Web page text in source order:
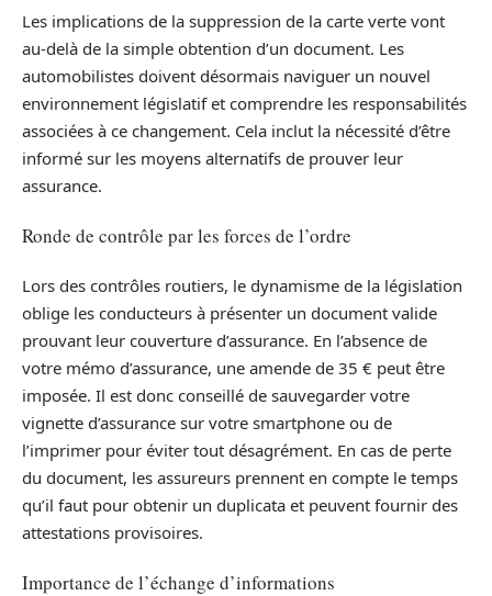
Les implications de la suppression de la carte verte vont
au-delà de la simple obtention d’un document. Les
automobilistes doivent désormais naviguer un nouvel
environnement législatif et comprendre les responsabilités
associées à ce changement. Cela inclut la nécessité d’être
informé sur les moyens alternatifs de prouver leur
assurance.
Ronde de contrôle par les forces de l’ordre
Lors des contrôles routiers, le dynamisme de la législation
oblige les conducteurs à présenter un document valide
prouvant leur couverture d’assurance. En l’absence de
votre mémo d’assurance, une amende de 35 € peut être
imposée. Il est donc conseillé de sauvegarder votre
vignette d’assurance sur votre smartphone ou de
l’imprimer pour éviter tout désagrément. En cas de perte
du document, les assureurs prennent en compte le temps
qu’il faut pour obtenir un duplicata et peuvent fournir des
attestations provisoires.
Importance de l’échange d’informations